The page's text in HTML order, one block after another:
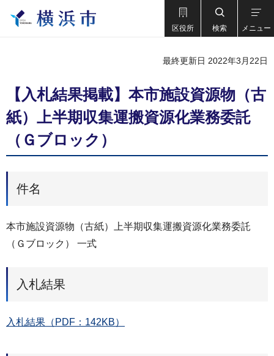
区役所 検索 メニュー
最終更新日 2022年3月22日
【入札結果掲載】本市施設資源物（古
紙）上半期収集運搬資源化業務委託
（Ｇブロック）
件名
本市施設資源物（古紙）上半期収集運搬資源化業務委託
（Ｇブロック） 一式
入札結果
入札結果（PDF：142KB）